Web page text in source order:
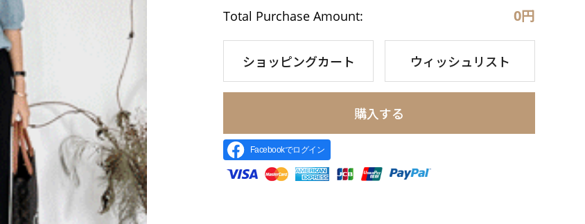
Total Purchase Amount: 0円
ショッピングカート ウィッシュリスト
購入する
Facebookでログイン